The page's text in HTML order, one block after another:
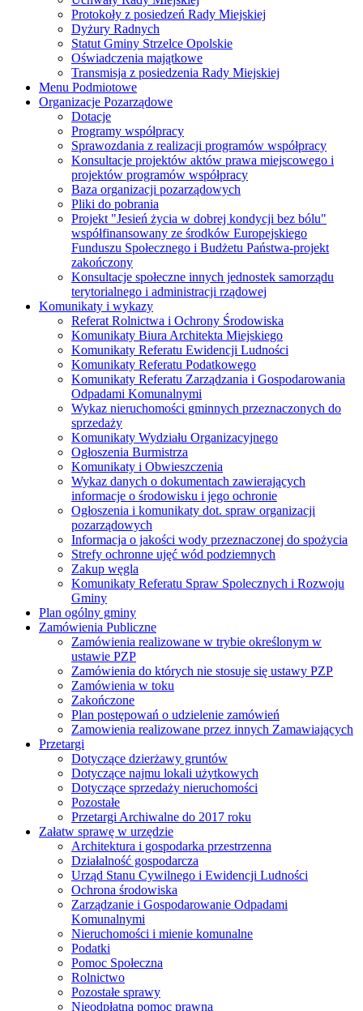
Protokoły z posiedzeń Rady Miejskiej
Dyżury Radnych
Statut Gminy Strzelce Opolskie
Oświadczenia majątkowe
Transmisja z posiedzenia Rady Miejskiej
Menu Podmiotowe
Organizacje Pozarządowe
Dotacje
Programy współpracy
Sprawozdania z realizacji programów współpracy
Konsultacje projektów aktów prawa miejscowego i
projektów programów współpracy
Baza organizacji pozarządowych
Pliki do pobrania
Projekt "Jesień życia w dobrej kondycji bez bólu"
współfinansowany ze środków Europejskiego
Funduszu Społecznego i Budżetu Państwa-projekt
zakończony
Konsultacje społeczne innych jednostek samorządu
terytorialnego i administracji rządowej
Komunikaty i wykazy
Referat Rolnictwa i Ochrony Środowiska
Komunikaty Biura Architekta Miejskiego
Komunikaty Referatu Ewidencji Ludności
Komunikaty Referatu Podatkowego
Komunikaty Referatu Zarządzania i Gospodarowania
Odpadami Komunalnymi
Wykaz nieruchomości gminnych przeznaczonych do
sprzedaży
Komunikaty Wydziału Organizacyjnego
Ogłoszenia Burmistrza
Komunikaty i Obwieszczenia
Wykaz danych o dokumentach zawierających
informacje o środowisku i jego ochronie
Ogłoszenia i komunikaty dot. spraw organizacji
pozarządowych
Informacja o jakości wody przeznaczonej do spożycia
Strefy ochronne ujęć wód podziemnych
Zakup węgla
Komunikaty Referatu Spraw Spolecznych i Rozwoju
Gminy
Plan ogólny gminy
Zamówienia Publiczne
Zamówienia realizowane w trybie określonym w
ustawie PZP
Zamówienia do których nie stosuje się ustawy PZP
Zamówienia w toku
Zakończone
Plan postępowań o udzielenie zamówień
Zamowienia realizowane przez innych Zamawiających
Przetargi
Dotyczące dzierżawy gruntów
Dotyczące najmu lokali użytkowych
Dotyczące sprzedaży nieruchomości
Pozostałe
Przetargi Archiwalne do 2017 roku
Załatw sprawę w urzędzie
Architektura i gospodarka przestrzenna
Działalność gospodarcza
Urząd Stanu Cywilnego i Ewidencji Ludności
Ochrona środowiska
Zarządzanie i Gospodarowanie Odpadami
Komunalnymi
Nieruchomości i mienie komunalne
Podatki
Pomoc Społeczna
Rolnictwo
Pozostałe sprawy
Nieodpłatna pomoc prawna